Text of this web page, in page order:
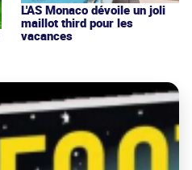
L'AS Monaco dévoile un joli
maillot third pour les
vacances